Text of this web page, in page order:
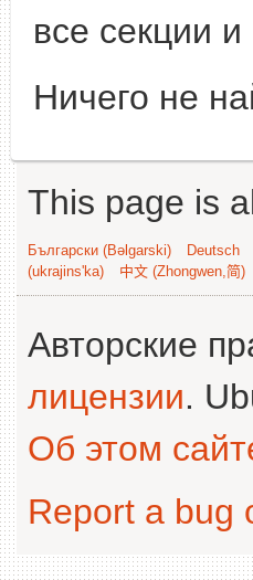
все секции
Ничего не
This page is
Български (Bəlgarski) Deutsch
(ukrajins'ka)
中文 (Zhongwen,简)
Авторские
лицензии.
Об этом
Report a bug